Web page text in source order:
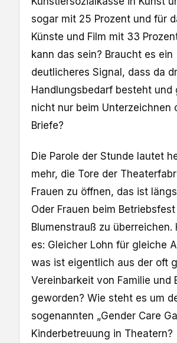
sogar mit 25 Prozent und für
Künste und Film mit 33
kann das sein? Braucht es ein
deutlicheres Signal, dass da
Handlungsbedarf besteht und
nicht nur beim Unterzeichnen
Briefe?
Die Parole der Stunde lautet
mehr, die Tore der
Frauen zu öffnen, das ist
Oder Frauen beim
Blumenstrauß zu überreichen.
es: Gleicher Lohn für gleiche
was ist eigentlich aus der oft
Vereinbarkeit von Familie und
geworden? Wie steht es um
sogenannten „Gender Care
Kinderbetreuung in Theatern?